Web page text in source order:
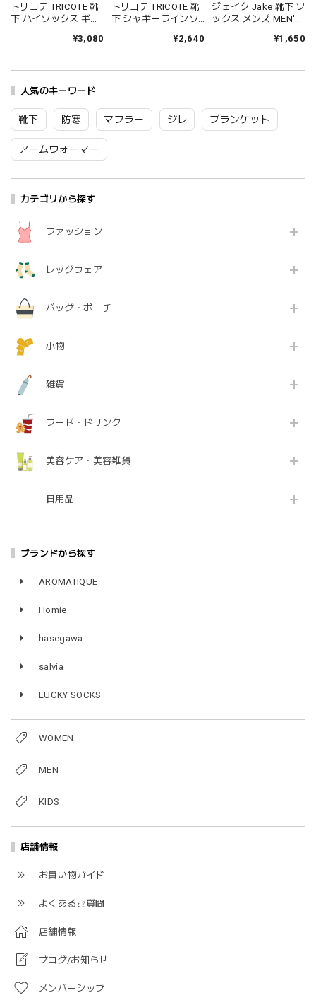
人気のキーワード
靴下 防寒 マフラー ジレ ブランケット
アームウォーマー
カテゴリから探す
ファッション
レッグウェア
バッグ・ポーチ
小物
雑貨
フード・ドリンク
美容ケア・美容雑貨
日用品
ブランドから探す
AROMATIQUE
Homie
hasegawa
salvia
LUCKY SOCKS
WOMEN
MEN
KIDS
店舗情報
お買い物ガイド
よくあるご質問
店舗情報
ブログ/お知らせ
メンバーシップ
トリコテ TRICOTE 靴
下 ハイソックス ギャ
クス レディース おし
ト プレゼント レッド
25cm TR53SO040
Tr002
¥3,080
トリコテ TRICOTE 靴
下 シャギーラインソ
本製 国産 秋冬 おしゃ
Tr003
¥2,640
ジェイク Jake 靴下 ソ
ックス メンズ MEN'S
夏 ブランド 日本製 国
Fr088
¥1,650